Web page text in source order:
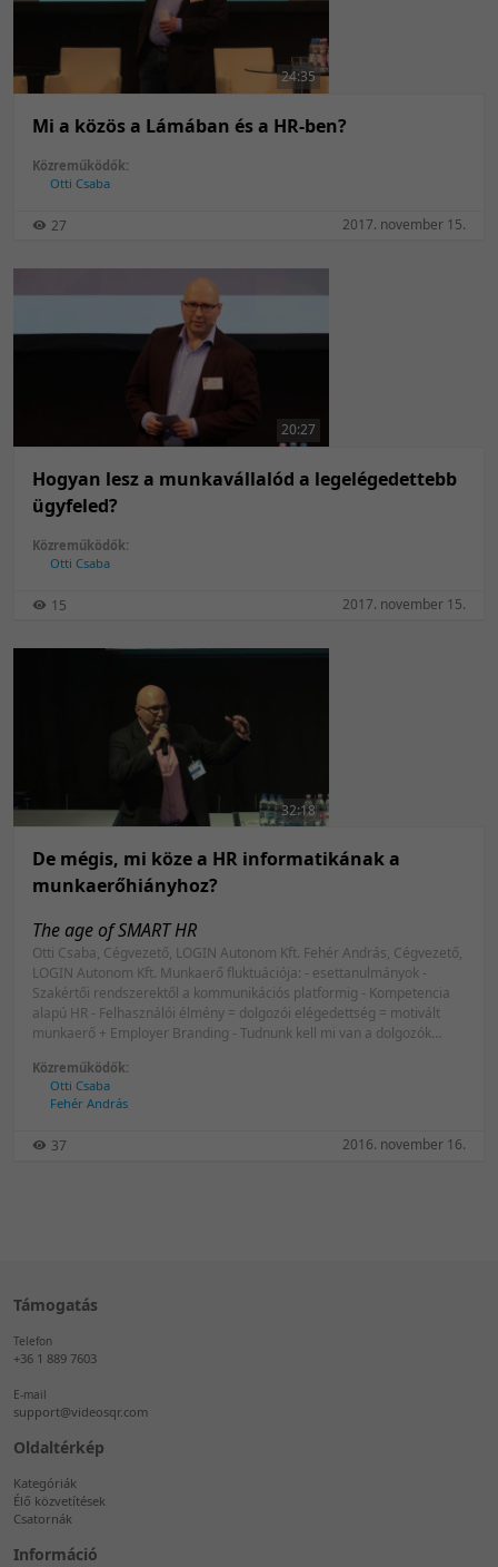
24:35
Mi a közös a Lámában és a HR-ben?
Közreműködők:
Otti Csaba
27 2017. november 15.
20:27
Hogyan lesz a munkavállalód a legelégedettebb
ügyfeled?
Közreműködők:
Otti Csaba
15 2017. november 15.
32:18
De mégis, mi köze a HR informatikának a
munkaerőhiányhoz?
The age of SMART HR
Otti Csaba, Cégvezető, LOGIN Autonom Kft. Fehér András, Cégvezető,
LOGIN Autonom Kft. Munkaerő fluktuációja: - esettanulmányok -
Szakértői rendszerektől a kommunikációs platformig - Kompetencia
alapú HR - Felhasználói élmény = dolgozói elégedettség = motivált
munkaerő + Employer Branding - Tudnunk kell mi van a dolgozók
HR-est?
Közreműködők:
Otti Csaba
Fehér András
37 2016. november 16.
Támogatás
Telefon
+36 1 889 7603
E-mail
support@videosqr.com
Oldaltérkép
Kategóriák
Élő közvetítések
Csatornák
Információ